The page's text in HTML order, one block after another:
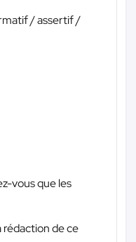
/ assertif /
vous que les
rédaction de ce